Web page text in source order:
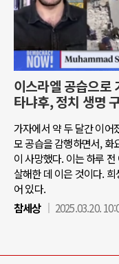
이스라엘 공습으
타냐후, 정치 생명
가자에서 약 두 달간 이어
모 공습을 감행하면서, 화
이 사망했다. 이는 하루
살해한 데 이은 것이다.
어 있다.
참세상
2025.03.20.